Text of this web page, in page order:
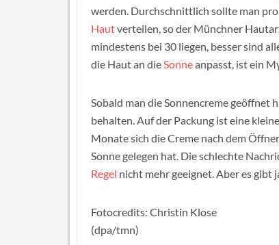
werden. Durchschnittlich sollte man
Hautverteilen, so der Münchner
mindestens bei 30 liegen, besser sind
die Haut an dieSonneanpasst, ist ein
Sobald man die Sonnencreme
behalten. Auf der Packung ist eine
Monate sich die Creme nach dem
Sonne gelegen hat. Die schlechte
Regel nicht mehr geeignet. Aber es gibt
Fotocredits: Christin Klose
(dpa/tmn)